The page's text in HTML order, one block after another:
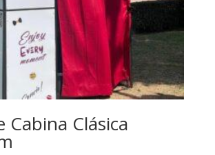
Cabina Clásica